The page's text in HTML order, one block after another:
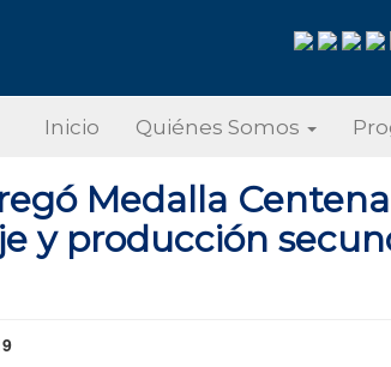
Inicio
Quiénes Somos
Medalla
y producción